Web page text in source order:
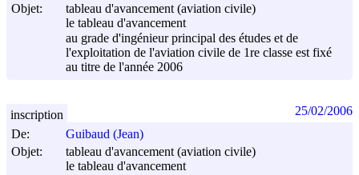
Objet:
tableau d'avancement (aviation civile)
le tableau d'avancement
au grade d'ingénieur principal des études et de
l'exploitation de l'aviation civile de 1re classe est fixé
au titre de l'année 2006
De:
Guibaud (Jean)
Objet:
tableau d'avancement (aviation civile)
le tableau d'avancement
inscription 25/02/2006